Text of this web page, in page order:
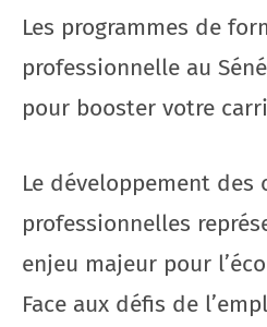
Les programmes de
professionnelle au
pour booster votre
Le développement des
professionnelles
enjeu majeur pour
Face aux défis de